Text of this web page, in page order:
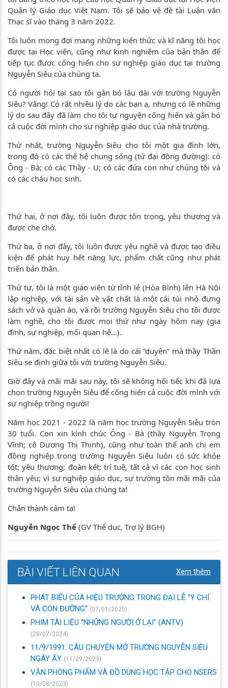
Quản lý Giáo dục Việt Nam. Tôi sẽ bảo vệ đề tài Luận văn
Thạc sĩ vào tháng 3 năm 2022.
Tôi luôn mong đợi mang những kiến thức và kĩ năng tôi học
được tại Học viện, cũng như kinh nghiệm của bản thân để
tiếp tục được cống hiến cho sự nghiệp giáo dục tại trường
Nguyễn Siêu của chúng ta.
Có người hỏi tại sao tôi gắn bó lâu dài với trường Nguyễn
Siêu? Vâng! Có rất nhiều lý do các bạn ạ, nhưng có lẽ những
lý do sau đây đã làm cho tôi tự nguyện cống hiến và gắn bó
cả cuộc đời mình cho sự nghiệp giáo dục của nhà trường.
Thứ nhất, trường Nguyễn Siêu cho tôi một gia đình lớn,
trong đó có các thế hệ chung sống (tứ đại đồng đường): có
Ông - Bà; có các Thầy - U; có các đứa con như chúng tôi và
có các cháu học sinh.
Thứ hai, ở nơi đây, tôi luôn được tôn trọng, yêu thương và
được che chở.
Thứ ba, ở nơi đây, tôi luôn được yêu nghề và được tạo điều
kiện để phát huy hết năng lực, phẩm chất cũng như phát
triển bản thân.
Thứ tư, tôi là một giáo viên từ tỉnh lẻ (Hòa Bình) lên Hà Nội
lập nghiệp, với tài sản về vật chất là một cái túi nhỏ đựng
sách vở và quần áo, và rồi trường Nguyễn Siêu cho tôi được
làm nghề, cho tôi được mọi thứ như ngày hôm nay (gia
đình, sự nghiệp, mối quan hệ…).
Thứ năm, đặc biệt nhất có lẽ là do cái “duyên” mà thầy Thần
Siêu se định giữa tôi với trường Nguyễn Siêu.
Giờ đây và mãi mãi sau này, tôi sẽ không hối tiếc khi đã lựa
chọn trường Nguyễn Siêu để cống hiến cả cuộc đời mình với
sự nghiệp trồng người!
Năm học 2021 - 2022 là năm học trường Nguyễn Siêu tròn
30 tuổi. Con xin kính chúc Ông - Bà (thầy Nguyễn Trọng
Vĩnh; cô Dương Thị Thịnh), cũng như toàn thể anh chị em
đồng nghiệp trong trường Nguyễn Siêu luôn có sức khỏe
tốt; yêu thương; đoàn kết; trí tuệ, tất cả vì các con học sinh
thân yêu; vì sự nghiệp giáo dục, sự trường tồn mãi mãi của
trường Nguyễn Siêu của chúng ta!
Chân thành cảm tạ!
Nguyễn Ngọc Thể (GV Thể dục, Trợ lý BGH)
BÀI VIẾT LIÊN QUAN Xem thêm
PHÁT BIỂU CỦA HIỆU TRƯỞNG TRONG ĐẠI LỄ "Ý CHÍ
VÀ CON ĐƯỜNG" (07/01/2025)
PHIM TÀI LIỆU "NHỮNG NGƯỜI Ở LẠI" (ANTV)
(28/07/2024)
11/9/1991: CÂU CHUYỆN MỞ TRƯỜNG NGUYỄN SIÊU
NGÀY ẤY (11/09/2023)
VĂN PHÒNG PHẨM VÀ ĐỒ DÙNG HỌC TẬP CHO NSERS
(10/08/2023)